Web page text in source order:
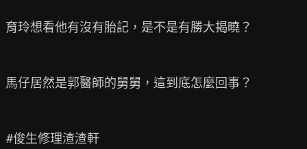
育玲想看他有沒有胎記，是不是有勝大揭曉？
馬仔居然是郭醫師的舅舅，這到底怎麼回事？
#俊生修理渣渣軒